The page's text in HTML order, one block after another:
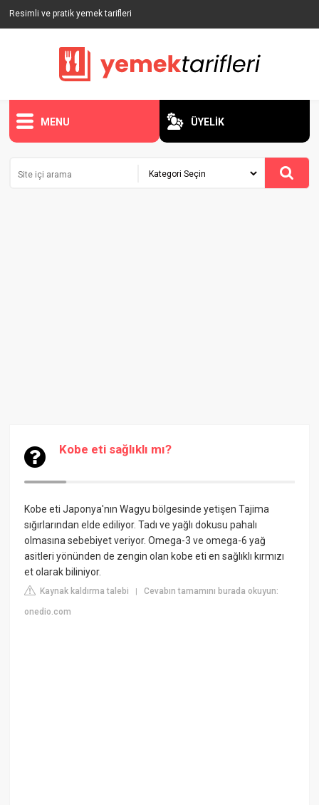
Resimli ve pratik yemek tarifleri
MENU ÜYELİK
Kobe eti sağlıklı mı?
Kobe eti Japonya'nın Wagyu bölgesinde yetişen Tajima
sığırlarından elde ediliyor. Tadı ve yağlı dokusu pahalı
olmasına sebebiyet veriyor. Omega-3 ve omega-6 yağ
asitleri yönünden de zengin olan kobe eti en sağlıklı kırmızı
et olarak biliniyor.
Kaynak kaldırma talebi |Cevabın tamamını burada okuyun:
onedio.com